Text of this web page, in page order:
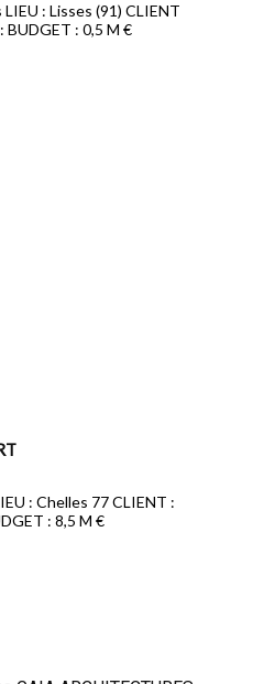
: Lisses (91) CLIENT
BUDGET : 0,5 M €
: Chelles 77 CLIENT :
: 8,5 M €